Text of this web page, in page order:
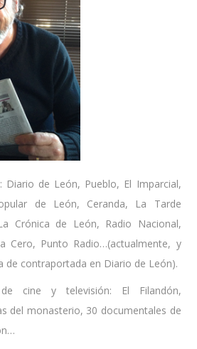
Diario de León, Pueblo, El Imparcial,
de León, Ceranda, La Tarde
Crónica de León, Radio Nacional,
Cero, Punto Radio…(actualmente, y
de contraportada en Diario de León).
de cine y televisión: El Filandón,
del monasterio, 30 documentales de